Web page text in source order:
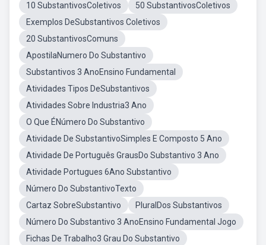
10 SubstantivosColetivos
50 SubstantivosColetivos
Exemplos DeSubstantivos Coletivos
20 SubstantivosComuns
ApostilaNumero Do Substantivo
Substantivos 3 AnoEnsino Fundamental
Atividades Tipos DeSubstantivos
Atividades Sobre Industria3 Ano
O Que ÉNúmero Do Substantivo
Atividade De SubstantivoSimples E Composto 5 Ano
Atividade De Português GrausDo Substantivo 3 Ano
Atividade Portugues 6Ano Substantivo
Número Do SubstantivoTexto
Cartaz SobreSubstantivo
PluralDos Substantivos
Número Do Substantivo 3 AnoEnsino Fundamental Jogo
Fichas De Trabalho3 Grau Do Substantivo